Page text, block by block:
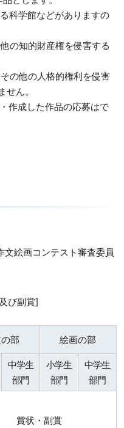
科学館などがありますの
の知的財産権を侵害する
の他の人格的権利を侵害
ん。
作成した作品の応募はで
絵画コンテスト審査委員
び副賞]
部 絵画の部
中学生
部門
小学生
部門
中学生
部門
賞状・副賞